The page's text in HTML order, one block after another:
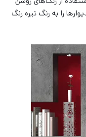
را به رنگ تیره رنگ